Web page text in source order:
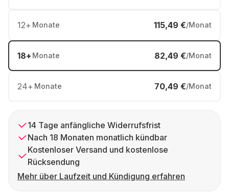
12+ Monate 115,49 €/Monat
18+ Monate 82,49 €/Monat
24+ Monate 70,49 €/Monat
14 Tage anfängliche Widerrufsfrist
Nach 18 Monaten monatlich kündbar
Kostenloser Versand und kostenlose
Rücksendung
Mehr über Laufzeit und Kündigung erfahren